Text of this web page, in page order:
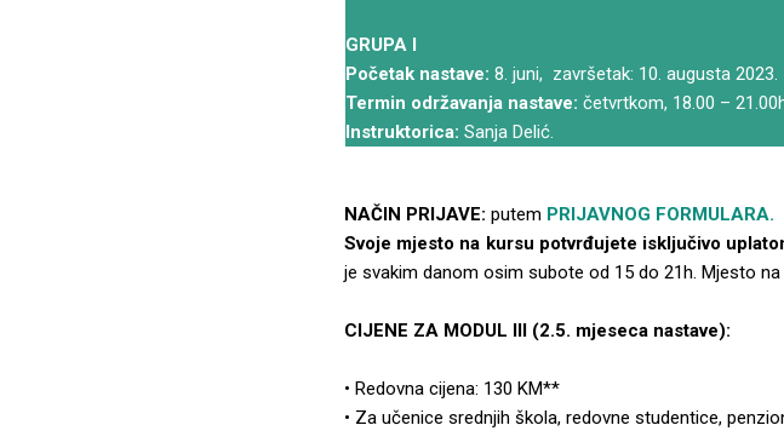
GRUPA I
Početak nastave: 8. juni, završetak: 10. augusta 2023.
Termin održavanja nastave: četvrtkom, 18.00 –
Instruktorica: Sanja Delić.
NAČIN PRIJAVE: putem PRIJAVNOG FORMULARA.
Svoje mjesto na kursu potvrđujete isključivo
je svakim danom osim subote od 15 do 21h. Mjesto
CIJENE ZA MODUL III (2.5. mjeseca nastave):
• Redovna cijena: 130 KM**
• Za učenice srednjih škola, redovne studentice,